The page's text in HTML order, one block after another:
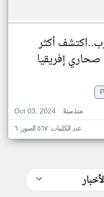
أكثر
إفريقيا
Oct 03, 2024
منذ سنة
عدد الكلمات: ٥٦٧ الصور: ٦